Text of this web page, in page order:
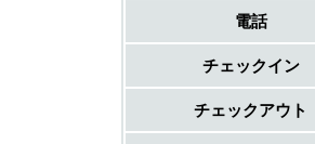
電話
チェックイン
チェックアウト